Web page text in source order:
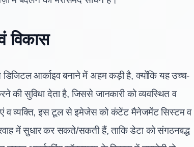
विकास
आर्काइव बनाने में अहम कड़ी है, क्योंकि यह उच्च-
की सुविधा देता है, जिससे जानकारी को व्यवस्थित व
व व्यक्ति, इस टूल से इमेजेस को कंटेंट मैनेजमेंट सिस्टम व
में सुधार कर सकते/सकती हैं, ताकि डेटा को संगठनबद्ध